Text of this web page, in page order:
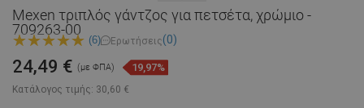
Mexen τριπλός γάντζος για πετσέτα, χρώμιο -
709263-00
(6) Ερωτήσεις(0)
Κατάλογος τιμής: 30,60 €
24,49 € (με ΦΠΑ) 19,97%